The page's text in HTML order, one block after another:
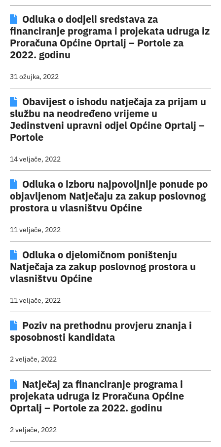
Odluka o dodjeli sredstava za
financiranje programa i projekata udruga iz
Proračuna Općine Oprtalj – Portole za
2022. godinu
31 ožujka, 2022
Obavijest o ishodu natječaja za prijam u
službu na neodređeno vrijeme u
Jedinstveni upravni odjel Općine Oprtalj –
Portole
14 veljače, 2022
Odluka o izboru najpovoljnije ponude po
objavljenom Natječaju za zakup poslovnog
prostora u vlasništvu Općine
11 veljače, 2022
Odluka o djelomičnom poništenju
Natječaja za zakup poslovnog prostora u
vlasništvu Općine
11 veljače, 2022
Poziv na prethodnu provjeru znanja i
sposobnosti kandidata
2 veljače, 2022
Natječaj za financiranje programa i
projekata udruga iz Proračuna Općine
Oprtalj – Portole za 2022. godinu
2 veljače, 2022